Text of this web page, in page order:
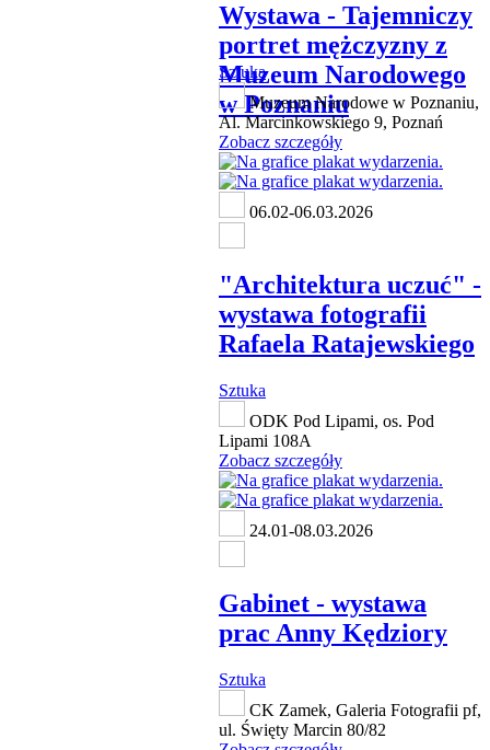
Wystawa - Tajemniczy
portret mężczyzny z
Muzeum Narodowego
w Poznaniu
Sztuka
Muzeum Narodowe w Poznaniu,
Al. Marcinkowskiego 9, Poznań
Zobacz szczegóły
06.02-06.03.2026
"Architektura uczuć" -
wystawa fotografii
Rafaela Ratajewskiego
Sztuka
ODK Pod Lipami, os. Pod
Lipami 108A
Zobacz szczegóły
24.01-08.03.2026
Gabinet - wystawa
prac Anny Kędziory
Sztuka
CK Zamek, Galeria Fotografii pf,
ul. Święty Marcin 80/82